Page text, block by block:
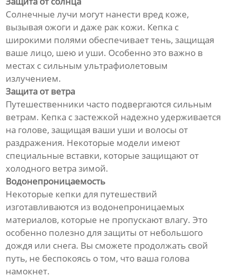
Солнечные лучи могут нанести вред коже,
вызывая ожоги и даже рак кожи. Кепка с
широкими полями обеспечивает тень, защищая
ваше лицо, шею и уши. Особенно это важно в
местах с сильным ультрафиолетовым
излучением.
Защита от ветра
Путешественники часто подвергаются сильным
ветрам. Кепка с застежкой надежно удерживается
на голове, защищая ваши уши и волосы от
раздражения. Некоторые модели имеют
специальные вставки, которые защищают от
холодного ветра зимой.
Водонепроницаемость
Некоторые кепки для путешествий
изготавливаются из водонепроницаемых
материалов, которые не пропускают влагу. Это
особенно полезно для защиты от небольшого
дождя или снега. Вы сможете продолжать свой
путь, не беспокоясь о том, что ваша голова
намокнет.